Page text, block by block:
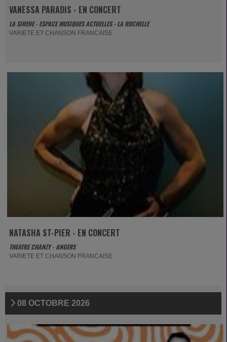
VANESSA PARADIS - EN CONCERT
LA SIRENE - ESPACE MUSIQUES ACTUELLES - LA ROCHELLE
VARIETE ET CHANSON FRANCAISE
NATASHA ST-PIER - EN CONCERT
THEATRE CHANZY - ANGERS
VARIETE ET CHANSON FRANCAISE
08 OCTOBRE 2026